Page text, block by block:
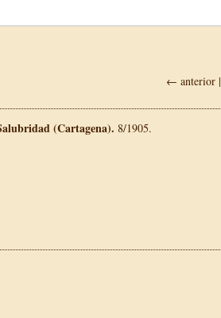
← anterior |
(Cartagena). 8/1905.